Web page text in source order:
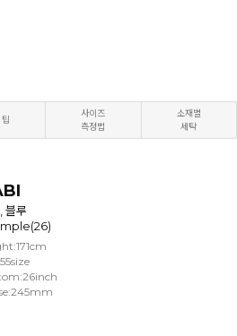
사이즈
측정법
소재별
세탁
블루